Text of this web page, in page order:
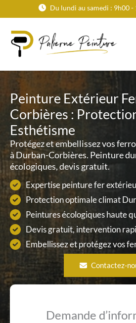
au
contenu
Du lundi au samedi : 9h00 -
Peinture Extérieur
Corbières :
Esthétisme
Protégez et embellissez vos
à Durban-Corbières. Peinture
écologiques, devis gratuit.
Expertise peinture fer
Protection optimale climat
Peintures écologiques haute
Devis gratuit, intervention
Embellissez et protégez vos
Contactez-
Demande